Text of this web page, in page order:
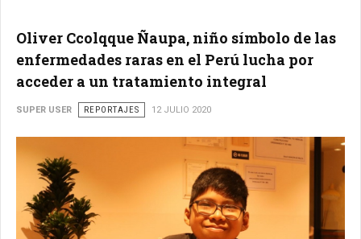
Oliver Ccolqque Ñaupa, niño símbolo de las
enfermedades raras en el Perú lucha por
acceder a un tratamiento integral
SUPER USER REPORTAJES 12 JULIO 2020